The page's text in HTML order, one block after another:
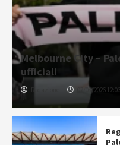
Melbourne City –
ufficiali
07/08/2026 12:03